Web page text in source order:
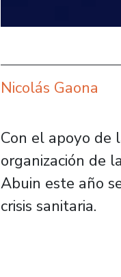
Nicolás Gaona
Con el apoyo de
organización de
Abuin este año
crisis sanitaria.